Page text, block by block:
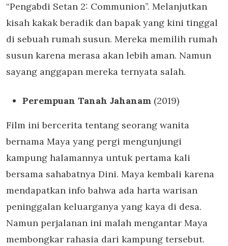
“Pengabdi Setan 2: Communion”. Melanjutkan
kisah kakak beradik dan bapak yang kini tinggal
di sebuah rumah susun. Mereka memilih rumah
susun karena merasa akan lebih aman. Namun
sayang anggapan mereka ternyata salah.
Perempuan Tanah Jahanam (2019)
Film ini bercerita tentang seorang wanita
bernama Maya yang pergi mengunjungi
kampung halamannya untuk pertama kali
bersama sahabatnya Dini. Maya kembali karena
mendapatkan info bahwa ada harta warisan
peninggalan keluarganya yang kaya di desa.
Namun perjalanan ini malah mengantar Maya
membongkar rahasia dari kampung tersebut.